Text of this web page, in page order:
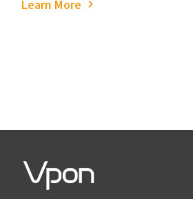
Learn More